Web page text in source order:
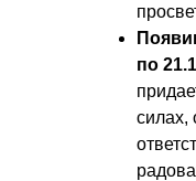
по
силах,